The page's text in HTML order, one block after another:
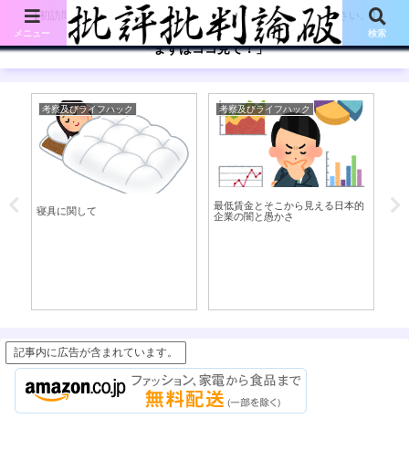
【初訪問の方は、下記の「まずはココ見て!」ボタンをご覧ください。】
「まずはココ見て！」
考察及びライフハック
寝具に関して
考察及びライフハック
最低賃金とそこから見える日本的
企業の闇と愚かさ
部
記事内に広告が含まれています。
メニュー 検索